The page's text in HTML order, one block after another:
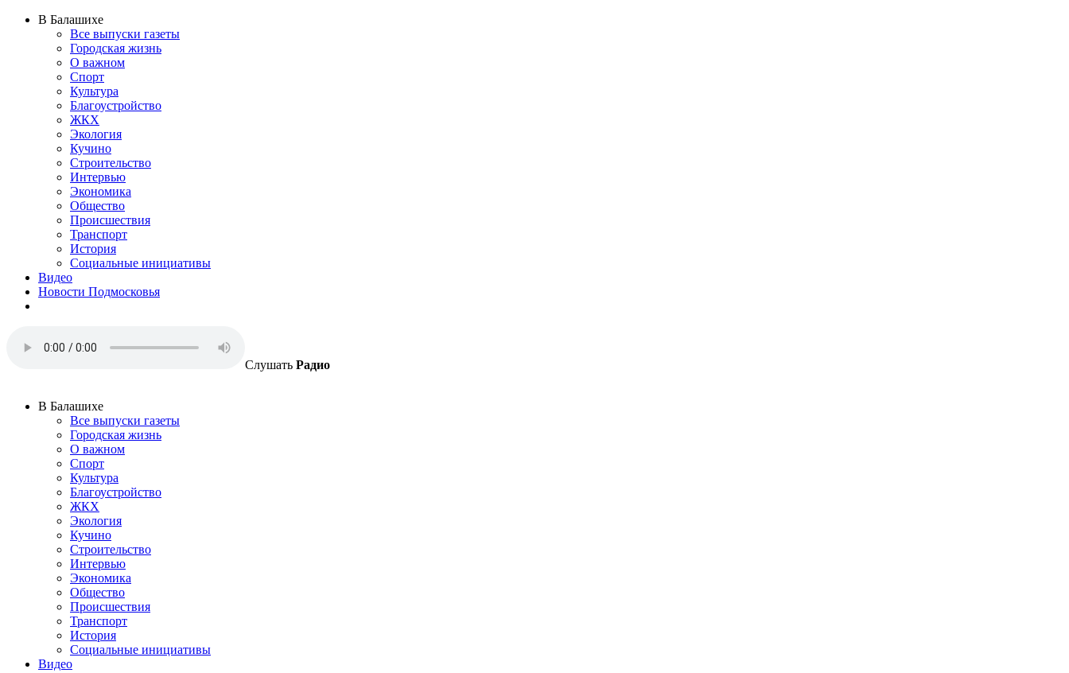
В Балашихе
Все выпуски газеты
Городская жизнь
О важном
Спорт
Культура
Благоустройство
ЖКХ
Экология
Кучино
Строительство
Интервью
Экономика
Общество
Происшествия
Транспорт
История
Социальные инициативы
Видео
Новости Подмосковья
Слушать Радио
В Балашихе
Все выпуски газеты
Городская жизнь
О важном
Спорт
Культура
Благоустройство
ЖКХ
Экология
Кучино
Строительство
Интервью
Экономика
Общество
Происшествия
Транспорт
История
Социальные инициативы
Видео